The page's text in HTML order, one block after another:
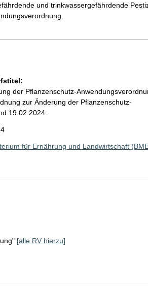
und trinkwassergefährdende
der Pflanzenschutz-
zur Änderung der Pflanzenschutz-
19.02.2024.
für Ernährung und Landwirtschaft
[alle RV hierzu]